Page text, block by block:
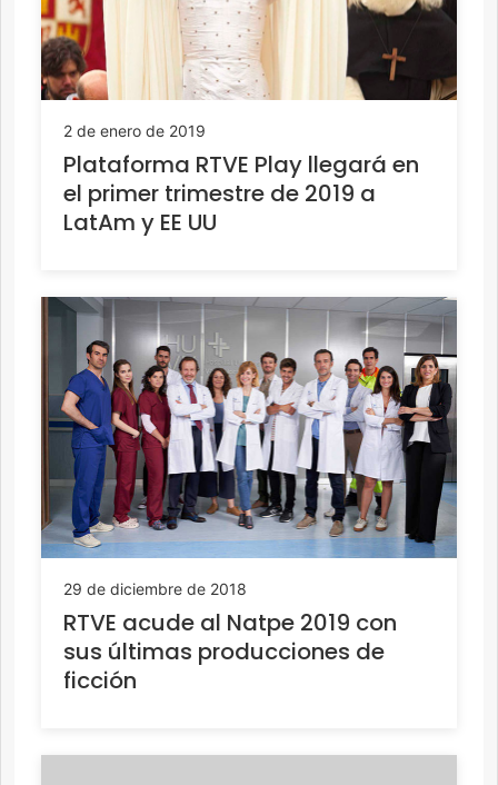
2 de enero de 2019
Plataforma RTVE Play llegará en
el primer trimestre de 2019 a
LatAm y EE UU
29 de diciembre de 2018
RTVE acude al Natpe 2019 con
sus últimas producciones de
ficción